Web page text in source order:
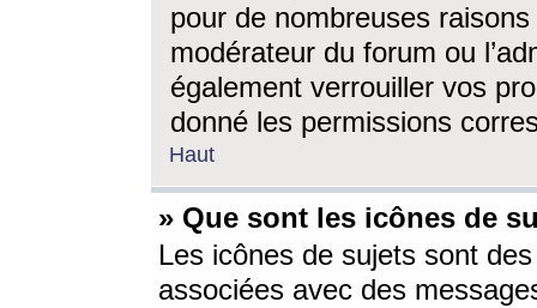
pour de nombreuses
modérateur du forum ou
également verrouiller vos
donné les permissions
Haut
» Que sont les icônes de
Les icônes de sujets sont
associées avec des